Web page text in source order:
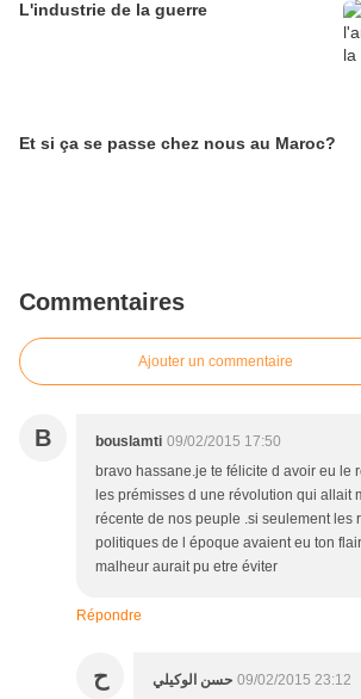
L'industrie de la guerre
Et si ça se passe chez nous au Maroc?
Commentaires
Ajouter un commentaire
B bouslamti 09/02/2015 17:50
bravo hassane.je te félicite d avoir eu le
les prémisses d une révolution qui allait
récente de nos peuple .si seulement les
politiques de l époque avaient eu ton
malheur aurait pu etre éviter
Répondre
ح حسن الوكيلي 09/02/2015 23:12